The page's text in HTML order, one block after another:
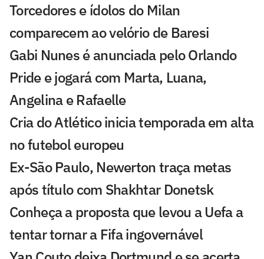
Torcedores e ídolos do Milan
comparecem ao velório de Baresi
Gabi Nunes é anunciada pelo Orlando
Pride e jogará com Marta, Luana,
Angelina e Rafaelle
Cria do Atlético inicia temporada em alta
no futebol europeu
Ex-São Paulo, Newerton traça metas
após título com Shakhtar Donetsk
Conheça a proposta que levou a Uefa a
tentar tornar a Fifa ingovernável